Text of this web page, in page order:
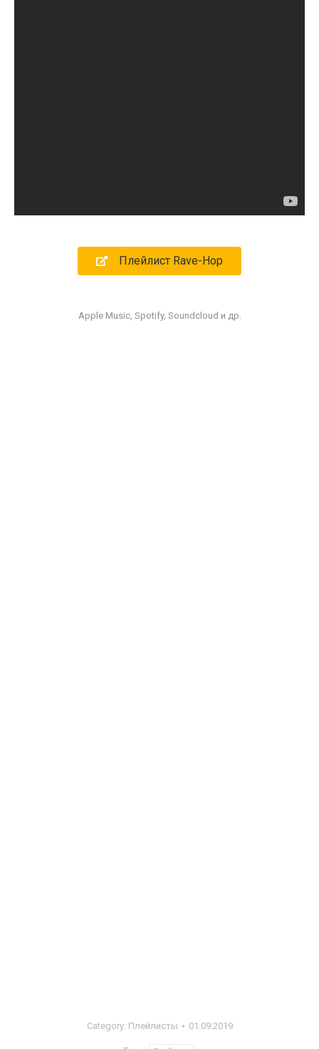
Плейлист Rave-Hop
Apple Music, Spotify, Soundcloud и др.
Category: Плейлисты 01.09.2019